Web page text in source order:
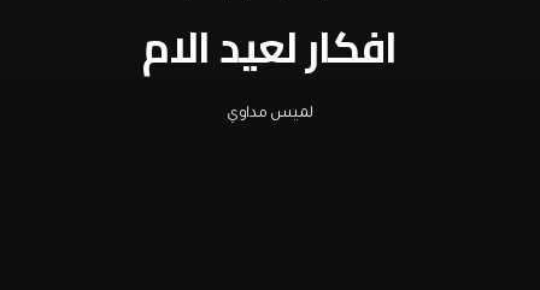
افكار لعيد الام
لميس مداوي